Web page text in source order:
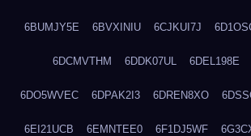
6BUMJY5E 6BVXINIU 6CJKUI7J
6DCMVTHM 6DDK07UL 6DEL198E
6DO5WVEC 6DPAK2I3 6DREN8XO
6EI21UCB 6EMNTEE0 6F1DJ5WF